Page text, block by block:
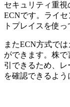
セキュリティ重
ECNです。ライ
トプレイスを使
またECN方式で
ができます。株
引できるため、
を確認できるよう